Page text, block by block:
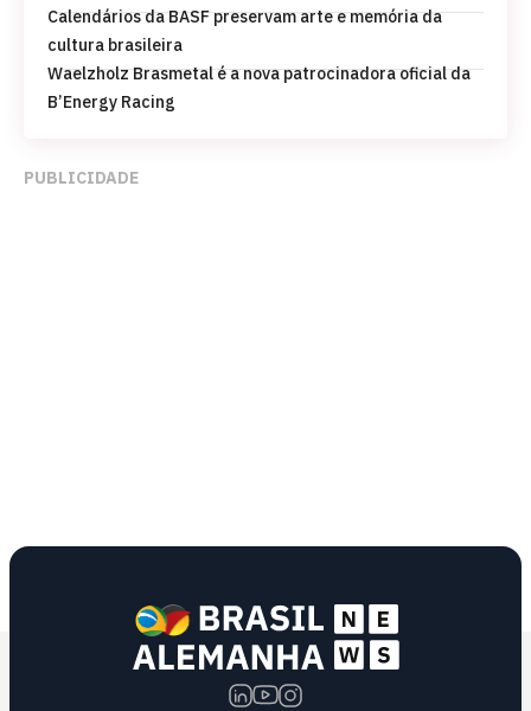
Calendários da BASF preservam arte e memória da
cultura brasileira
Waelzholz Brasmetal é a nova patrocinadora oficial da
B’Energy Racing
PUBLICIDADE